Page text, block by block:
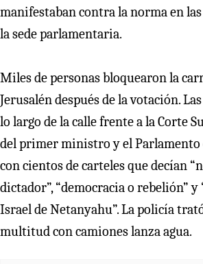
manifestaban contra la norma en
la sede parlamentaria.
Miles de personas bloquearon la
Jerusalén después de la votación.
lo largo de la calle frente a la Corte
del primer ministro y el Parlamento
con cientos de carteles que decían
dictador”, “democracia o rebelión” y
Israel de Netanyahu”. La policía
multitud con camiones lanza agua.